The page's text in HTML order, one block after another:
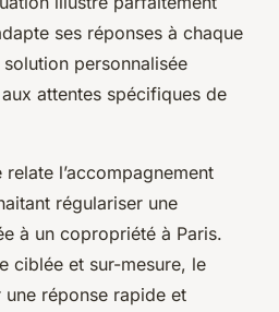
ses réponses à chaque
personnalisée
attentes spécifiques de
l’accompagnement
régulariser une
à un copropriété à Paris.
ciblée et sur-mesure, le
réponse rapide et